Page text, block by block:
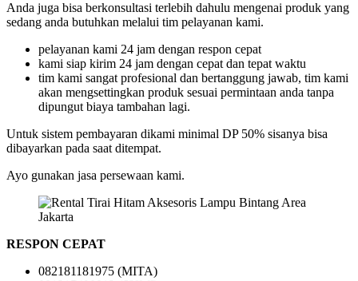
Anda juga bisa berkonsultasi terlebih dahulu mengenai produk yang
sedang anda butuhkan melalui tim pelayanan kami.
pelayanan kami 24 jam dengan respon cepat
kami siap kirim 24 jam dengan cepat dan tepat waktu
tim kami sangat profesional dan bertanggung jawab, tim kami
akan mengsettingkan produk sesuai permintaan anda tanpa
dipungut biaya tambahan lagi.
Untuk sistem pembayaran dikami minimal DP 50% sisanya bisa
dibayarkan pada saat ditempat.
Ayo gunakan jasa persewaan kami.
RESPON CEPAT
082181181975 (MITA)